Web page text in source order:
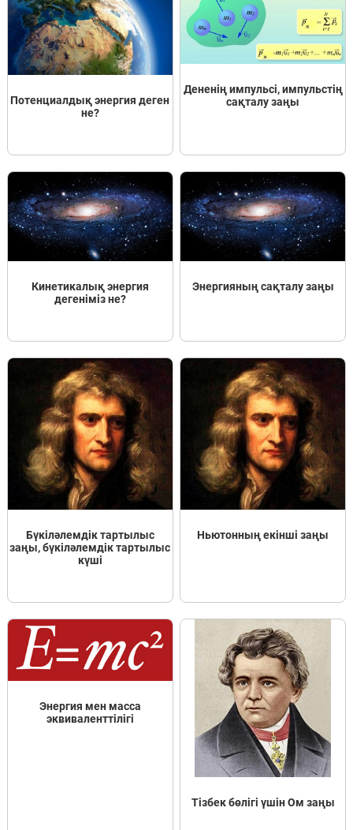
Потенциалдық энергия деген
не?
Дененің импульсі, импульстің
сақталу заңы
Кинетикалық энергия
дегеніміз не?
Энергияның сақталу заңы
Бүкіләлемдік тартылыс
заңы, бүкіләлемдік тартылыс
күші
Ньютонның екінші заңы
Энергия мен масса
эквиваленттілігі
Тізбек бөлігі үшін Ом заңы